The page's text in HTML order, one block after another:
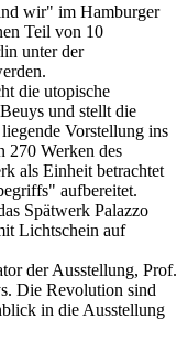
wir" im Hamburger
Teil von 10
unter der
die utopische
und stellt die
Vorstellung ins
270 Werken des
als Einheit betrachtet
aufbereitet.
Spätwerk Palazzo
Lichtschein auf
der Ausstellung, Prof.
Die Revolution sind
in die Ausstellung